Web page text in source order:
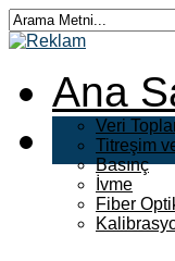
Ana
Veri
Titreşim
Basınç
İvme
Fiber